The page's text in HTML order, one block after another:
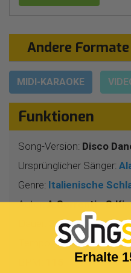
Andere Formate
MIDI-KARAOKE
Funktionen
Song-Version: Disco
Ursprünglicher Sänger:
Genre: Italienische
Autor:A.Sorrenti -
3 Min 16
4/4
Erhalte